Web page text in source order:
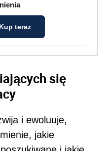
Kup teraz
się
i ewoluuje,
jakie